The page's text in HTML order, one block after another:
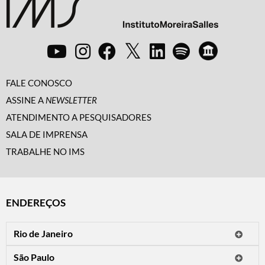
FALE CONOSCO
ASSINE A NEWSLETTER
ATENDIMENTO A PESQUISADORES
SALA DE IMPRENSA
TRABALHE NO IMS
ENDEREÇOS
Rio de Janeiro
São Paulo